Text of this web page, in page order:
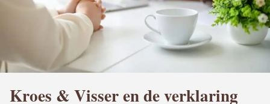
Kroes & Visser en de verklaring